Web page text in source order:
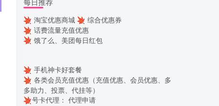
淘宝优惠商城
综合优惠券
话费流量充值优惠
饿了么、美团每日红包
手机神卡好套餐
各类会员充值优惠（充值优惠、会员优惠、多
多助力、投票、代挂等）
号卡代理： 代理申请